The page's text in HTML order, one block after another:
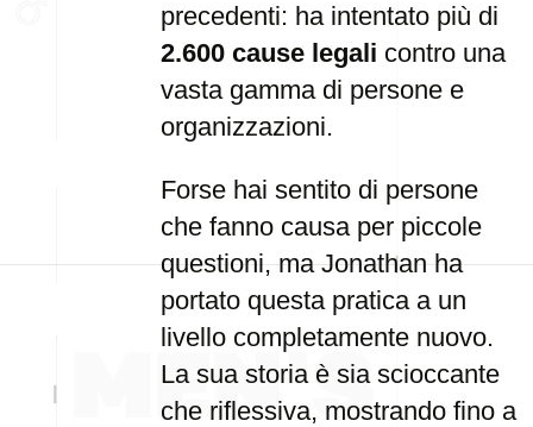
precedenti: ha intentato più di
2.600 cause legali contro una
vasta gamma di persone e
organizzazioni.
Forse hai sentito di persone
che fanno causa per piccole
questioni, ma Jonathan ha
portato questa pratica a un
livello completamente nuovo.
La sua storia è sia scioccante
che riflessiva, mostrando fino a